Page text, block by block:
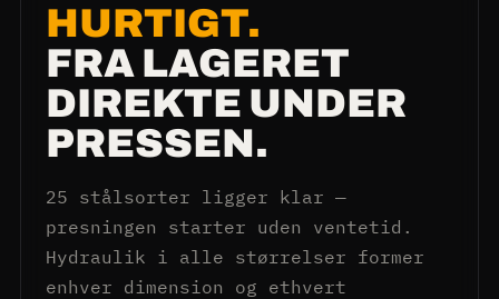
HURTIGT.
FRA LAGERET
DIREKTE UNDER
PRESSEN.
25 stålsorter ligger klar —
presningen starter uden ventetid.
Hydraulik i alle størrelser former
enhver dimension og ethvert